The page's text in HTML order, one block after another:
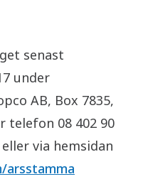
senast
under
AB, Box 7835,
telefon 08 402 90
via hemsidan
arsstamma